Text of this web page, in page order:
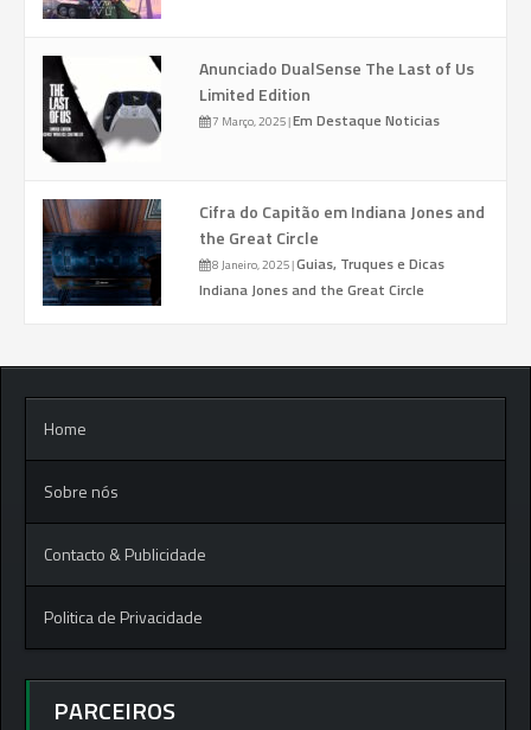
Anunciado DualSense The Last of Us
Limited Edition
7 Março, 2025|Em Destaque Noticias
Cifra do Capitão em Indiana Jones and
the Great Circle
8 Janeiro, 2025|Guias, Truques e Dicas
Indiana Jones and the Great Circle
Home
Sobre nós
Contacto & Publicidade
Politica de Privacidade
PARCEIROS